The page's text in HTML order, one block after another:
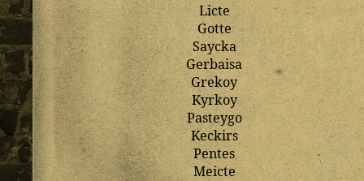
Licte
Gotte
Saycka
Gerbaisa
Grekoy
Kyrkoy
Pasteygo
Keckirs
Pentes
Meicte